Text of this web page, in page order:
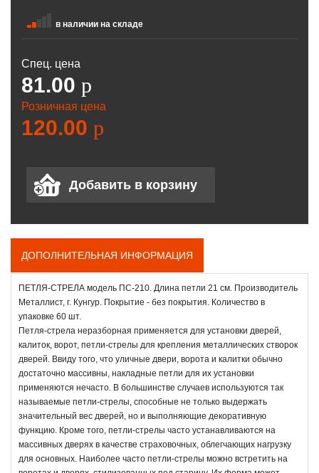
в наличии на складе
Спец. цена
81.00 p
Розничная цена
120.00 p
ДОПОЛНИТЕЛЬНАЯ ИНФОРМАЦИЯ
ПЕТЛЯ-СТРЕЛА модель ПС-210. Длина петли 21 см. Производитель
Металлист, г. Кунгур. Покрытие - без покрытия. Количество в
упаковке 60 шт.
Петля-стрела неразборная применяется для установки дверей,
калиток, ворот, петли-стрелы для крепления металлических створок
дверей. Ввиду того, что уличные двери, ворота и калитки обычно
достаточно массивны, накладные петли для их установки
применяются нечасто. В большинстве случаев используются так
называемые петли-стрелы, способные не только выдержать
значительный вес дверей, но и выполняющие декоративную
функцию. Кроме того, петли-стрелы часто устанавливаются на
массивных дверях в качестве страховочных, облегчающих нагрузку
для основных. Наиболее часто петли-стрелы можно встретить на